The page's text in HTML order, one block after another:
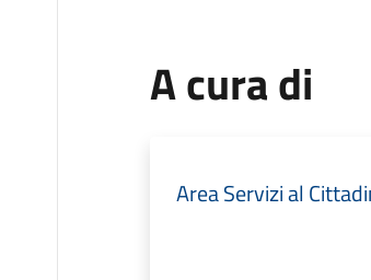
A cura di
Area Servizi al